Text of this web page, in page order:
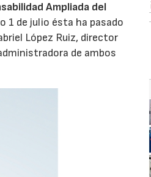
Ampliada del
1 de julio ésta ha pasado
López Ruiz, director
de ambos